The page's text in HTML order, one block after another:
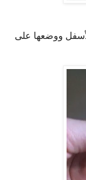
ووضعها على